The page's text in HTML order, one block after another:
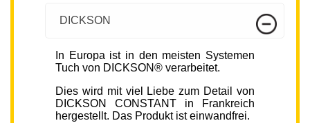
DICKSON
In Europa ist in den meisten Systemen
Tuch von DICKSON® verarbeitet.
Dies wird mit viel Liebe zum Detail von
DICKSON CONSTANT in Frankreich
hergestellt. Das Produkt ist einwandfrei.